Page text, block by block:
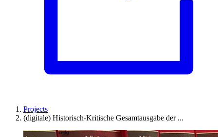
Projects
(digitale) Historisch-Kritische Gesamtausgabe der ...